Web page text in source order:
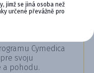
KTORÁ
Cymedica
svoju
a pohodu.
jimž se jiná osoba než
určené převážně pro